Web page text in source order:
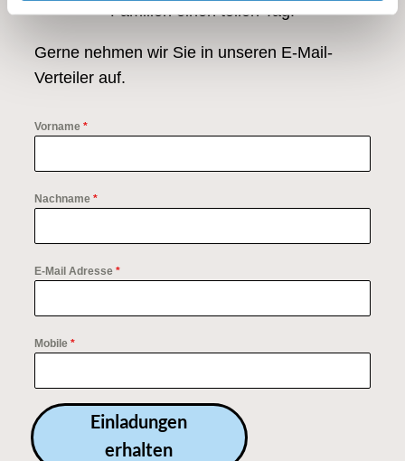
Familien einen tollen Tag!
Gerne nehmen wir Sie in unseren E-Mail-
Verteiler auf.
Vorname *
Nachname *
E-Mail Adresse *
Mobile *
Einladungen
erhalten